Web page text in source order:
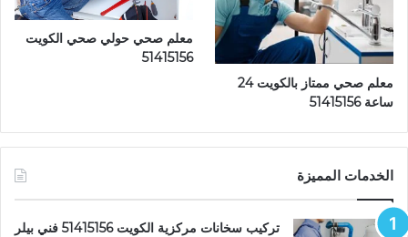
معلم صحي ممتاز بالكويت 24
ساعة 51415156
معلم صحي حولي صحي الكويت
51415156
الخدمات المميزة
تركيب سخانات مركزية الكويت 51415156 فني بيلر